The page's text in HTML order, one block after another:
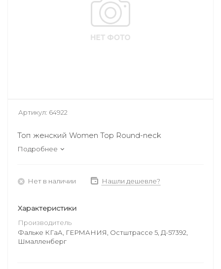
Артикул: 64922
Топ женский Women Top Round-neck
Подробнее
Нет в наличии Нашли дешевле?
Характеристики
Производитель
Фальке КГаА, ГЕРМАНИЯ, Остштрассе 5, Д-57392,
Шмалленберг